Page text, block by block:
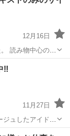
12月16日
読み物中心のテ
で言うとnoteに
なくなってます
‼️
11月27日
ュしたアイドル
ル